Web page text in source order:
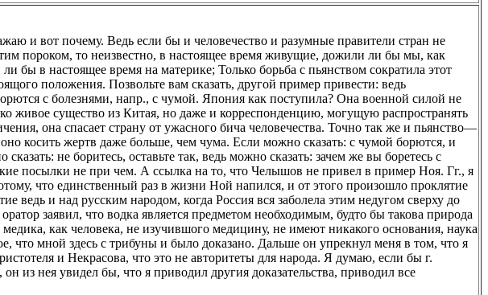
и вот почему. Ведь если бы и человечество и разумные правители стран не
пороком, то неизвестно, в настоящее время живущие, дожили ли бы мы, как
бы в настоящее время на материке; Только борьба с пьянством сократила этот
положения. Позвольте вам сказать, другой пример привести: ведь
с болезнями, напр., с чумой. Япония как поступила? Она военной силой не
живое существо из Китая, но даже и корреспонденцию, могущую распространять
она спасает страну от ужасного бича человечества. Точно так же и пьянство—
косить жертв даже больше, чем чума. Если можно сказать: с чумой борются, и
сказать: не боритесь, оставьте так, ведь можно сказать: зачем же вы боретесь с
посылки не при чем. А ссылка на то, что Челышов не привел в пример Ноя. Гг., я
что единственный раз в жизни Ной напился, и от этого произошло проклятие
ведь и над русским народом, когда Россия вся заболела этим недугом сверху до
заявил, что водка является предметом необходимым, будто бы такова природа
медика, как человека, не изучившого медицину, не имеют никакого основания, наука
что мной здесь с трибуны и было доказано. Дальше он упрекнул меня в том, что я
и Некрасова, что это не авторитеты для народа. Я думаю, если бы г.
из нея увидел бы, что я приводил другия доказательства, приводил все